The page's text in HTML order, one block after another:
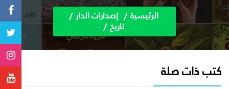
الرئيسية إصدارات الدار
تاريخ
كتب ذات صلة